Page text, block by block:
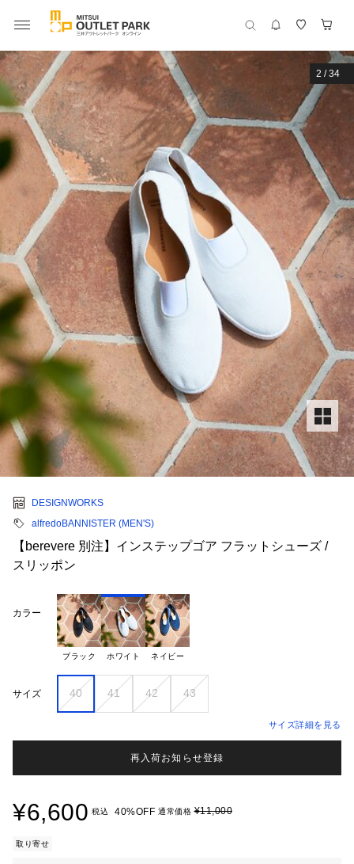
2 /34
DESIGNWORKS
alfredoBANNISTER (MEN'S)
【berevere 別注】インステップゴア フラットシューズ /
スリッポン
カラー
ブラック ホワイト ネイビー
サイズ 40 41 42 43
サイズ詳細を見る
再入荷お知らせ登録
¥6,600 税込 40%OFF 通常価格¥11,000
取り寄せ